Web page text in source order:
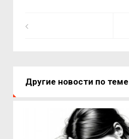
Другие новости по теме